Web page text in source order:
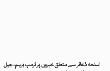
اسلحہ ذخائر سے متعلق خبروں پر ٹرمپ برہم، جیل